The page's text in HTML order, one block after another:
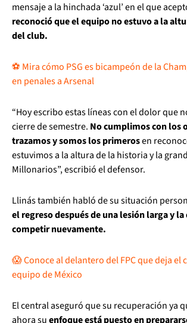
mensaje a la hinchada ‘azul’ en el que
reconoció que el equipo no estuvo a la
del club.
⚽ Mira cómo PSG es bicampeón de la
en penales a Arsenal
“Hoy escribo estas líneas con el dolor que
cierre de semestre. No cumplimos con los
trazamos y somos los primerosen
estuvimos a la altura de la historia y la
Millonarios”, escribió el defensor.
Llinás también habló de su situación
el regreso después de una lesión larga y
competir nuevamente.
😱 Conoce al delantero del FPC que deja el
equipo de México
El central aseguró que su recuperación ya
ahora suenfoque está puesto en